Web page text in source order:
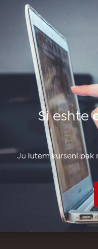
tani, me rinovimin e të
dhe rritja e bazës
sa ishin në 2010,
biznesit nga terminimi
2012. Nga operimet
dhe njësoj për 2012.
e saj të biznesit është
shumë nga
Si eshte
Ju lutem kurseni